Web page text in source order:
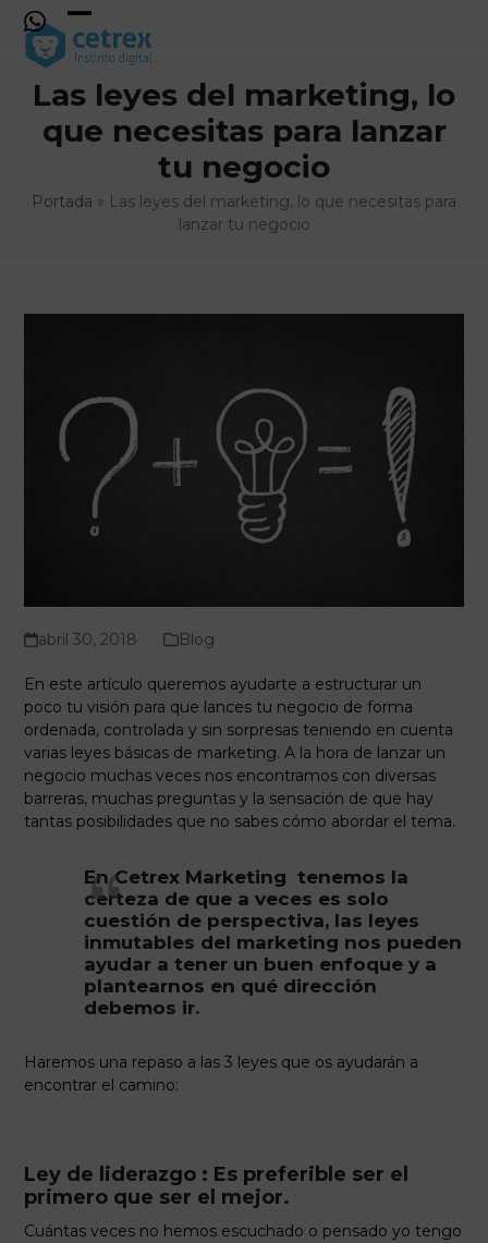
Skip
content
Open
mobile
menu
Close
mobile
menu
Las leyes del marketing, lo
que necesitas para lanzar
tu negocio
Portada » Las leyes del marketing, lo que necesitas para
lanzar tu negocio
abril 30, 2018 Blog
En este artículo queremos ayudarte a estructurar un
poco tu visión para que lances tu negocio de forma
ordenada, controlada y sin sorpresas teniendo en cuenta
varias leyes básicas de marketing.A la hora de lanzar un
negocio muchas veces nos encontramos con diversas
barreras, muchas preguntas y la sensación de que hay
tantas posibilidades que no sabes cómo abordar el tema.
EnCetrex Marketing tenemos la
certeza de que a veces es solo
cuestión de perspectiva, las leyes
inmutables del marketing nos pueden
ayudar a tener un buen enfoque y a
plantearnos en qué dirección
debemos ir.
Haremos una repaso a las 3 leyes que os ayudarán a
encontrar el camino:
Ley de liderazgo : Es preferible ser el
primero que ser el mejor.
Cuántas veces no hemos escuchado o pensado yo tengo